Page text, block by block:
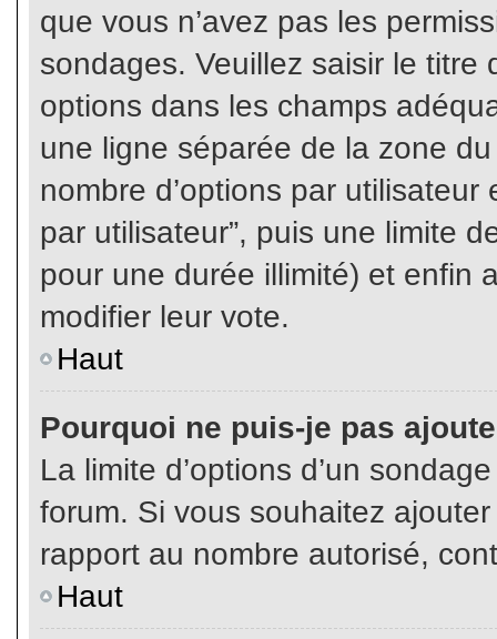
que vous n’avez pas les
sondages. Veuillez saisir le
options dans les champs
une ligne séparée de la zone
nombre d’options par
par utilisateur”, puis une limite
pour une durée illimité) et enfin
modifier leur vote.
Haut
Pourquoi ne puis-je pas
La limite d’options d’un
forum. Si vous souhaitez
rapport au nombre autorisé,
Haut